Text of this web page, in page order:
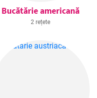
Bucătărie americană
2 rețete